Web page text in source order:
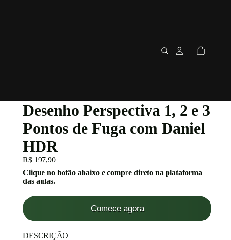
Desenho Perspectiva 1, 2 e 3
Pontos de Fuga com Daniel
HDR
R$ 197,90
Clique no botão abaixo e compre direto na plataforma
das aulas.
Comece agora
DESCRIÇÃO